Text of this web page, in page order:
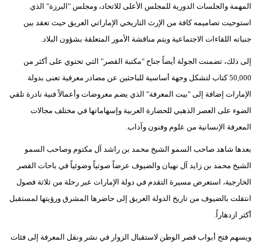
المهمة والجلسات الدورية للمجلس الأعلى للاتحاد، ومجلس "البرزة" الذي
استوحيت تصاميمه كافة من الإرث التاريخي الإماراتي العريق حيث تعقد بين
جنباته اللقاءات الاجتماعية ويتم مناقشة الأمور المتعلقة بشؤون البلاد.
إلى ذلك، تضمنت الجولة أيضاً جناح "مكتبة القصر" التي تحتوي على أكثر من
50,000 كتاب لتشكل وجهة أساسية للباحثين عن مصادر معرفية تعنى بدولة
الإمارات إضافة إلى "بيت المعرفة" الذي يضم معروضات وأعمالاً فنية نادرة تلقي
الضوء على العصر الذهبي للحضارة العربية وإسهاماتها في مختلف مجالات
المعرفة الإنسانية من علوم وفنون وآداب.
بعدها شاهد صاحب السمو الشيخ محمد بن راشد آل مكتوم وصاحب السمو
الشيخ محمد بن زايد آل نهيان والضيوف عرضاً صوتياً وضوئياً في باحات القصر
الخارجية، استعرض مسيرة التقدم في دولة الإمارات عبر رحلة من ثلاثة فصول
انتقلت بالضيوف من تاريخ الدولة العريق إلى حاضرها المشرق ورؤيتها لمستقبل
أكثر ازدهاراً.
ويسهم فتح أبواب قصر الوطن لاستقبال الزوار في نشر ونقل المعرفة إلى فئات